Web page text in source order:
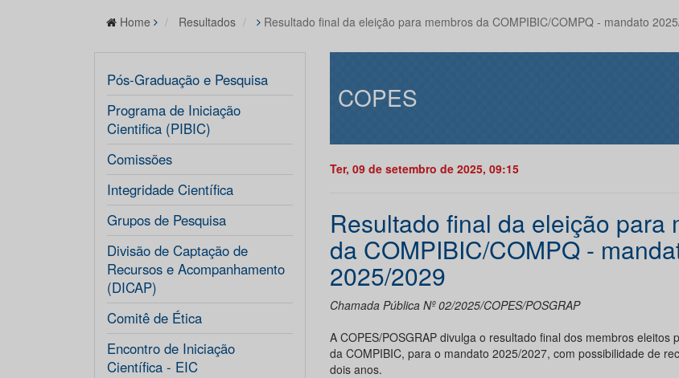
Home Resultados Resultado final da eleição para membros da COMPIBIC/COMPQ - mandato
Pós-Graduação e Pesquisa
Programa de Iniciação
Cientifica (PIBIC)
Comissões
Integridade Científica
Grupos de Pesquisa
Divisão de Captação de
Recursos e Acompanhamento
(DICAP)
Comitê de Ética
Encontro de Iniciação
Científica - EIC
COPES
Ter, 09 de setembro de 2025, 09:15
Resultado final da eleição para
da COMPIBIC/COMPQ -
2025/2029
Chamada Pública Nº 02/2025/COPES/POSGRAP
A COPES/POSGRAP divulga o resultado final dos membros eleitos
da COMPIBIC, para o mandato 2025/2027, com possibilidade de
dois anos.